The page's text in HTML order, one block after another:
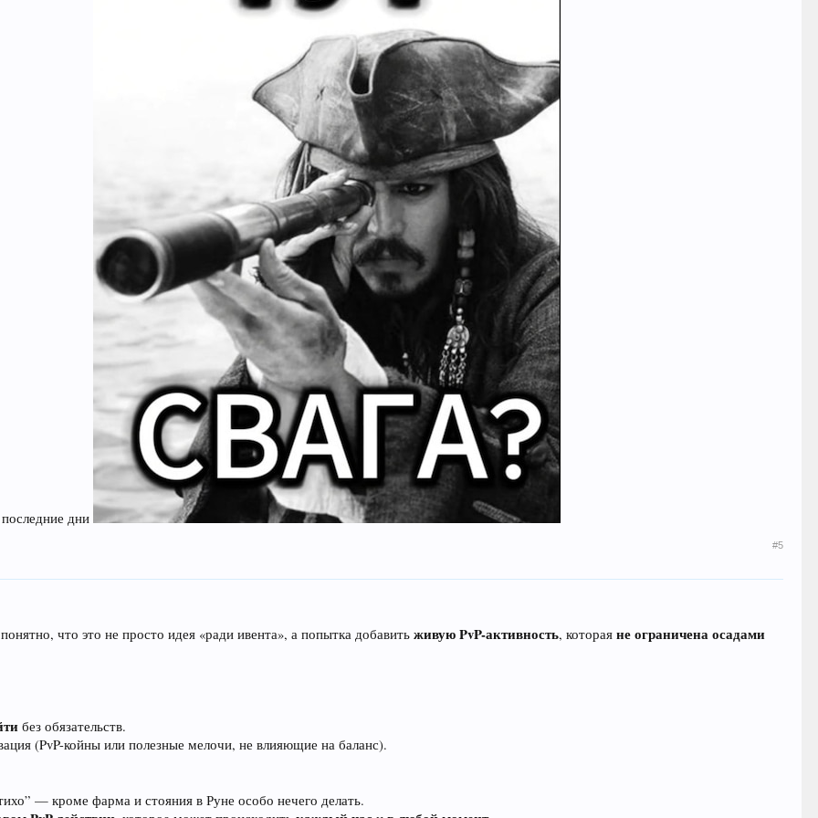
дни
#5
что это не просто идея «ради ивента», а попытка добавитьживую PvP-активность, котораяне ограничена осадами
без обязательств.
(PvP-койны или полезные мелочи, не влияющие на баланс).
— кроме фарма и стояния в Руне особо нечего делать.